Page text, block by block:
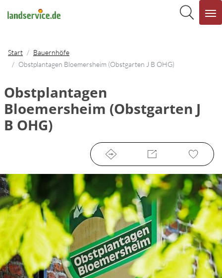
Start
Bauernhöfe
Obstplantagen Bloemersheim (Obstgarten J B OHG)
Obstplantagen
Bloemersheim (Obstgarten J
B OHG)